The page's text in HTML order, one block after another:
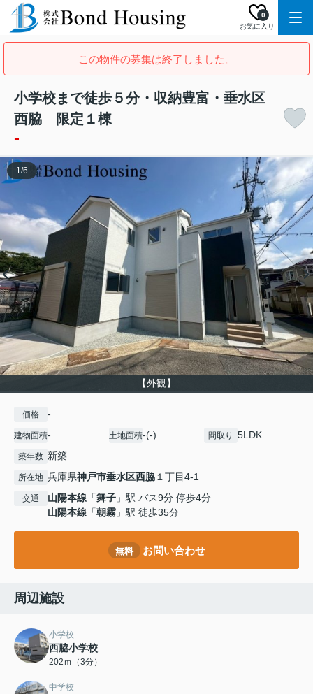
お気に入り
0
この物件の募集は終了しました。
小学校まで徒歩５分・収納豊富・垂水区
西脇 限定１棟
-
【外観】
1/6
価格 -
建物面積- 土地面積-(-) 間取り 5LDK
築年数 新築
所在地 兵庫県神戸市垂水区西脇１丁目4-1
交通 山陽本線 「舞子 」駅 バス9分 停歩4分
山陽本線 「朝霧 」駅 徒歩35分
無料 お問い合わせ
周辺施設
小学校
西脇小学校
202ｍ（3分）
中学校